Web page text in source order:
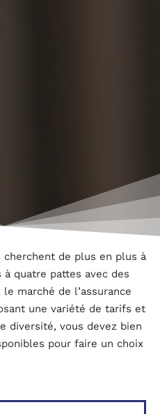
de plus en plus à
quatre pattes avec des
marché de l’assurance
une variété de tarifs et
diversité, vous devez bien
pour faire un choix